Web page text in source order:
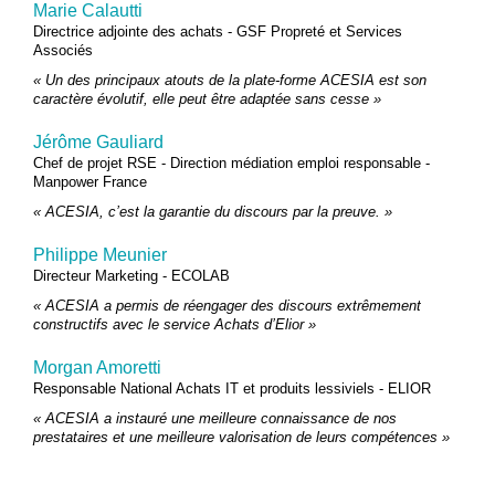
Marie Calautti
Directrice adjointe des achats - GSF Propreté et Services
Associés
« Un des principaux atouts de la plate-forme ACESIA est son
caractère évolutif, elle peut être adaptée sans cesse »
Jérôme Gauliard
Chef de projet RSE - Direction médiation emploi responsable -
Manpower France
« ACESIA, c’est la garantie du discours par la preuve. »
Philippe Meunier
Directeur Marketing - ECOLAB
« ACESIA a permis de réengager des discours extrêmement
constructifs avec le service Achats d’Elior »
Morgan Amoretti
Responsable National Achats IT et produits lessiviels - ELIOR
« ACESIA a instauré une meilleure connaissance de nos
prestataires et une meilleure valorisation de leurs compétences »